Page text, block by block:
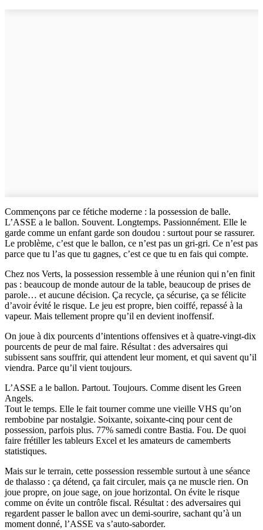
Commençons par ce fétiche moderne : la possession de balle.
L’ASSE a le ballon. Souvent. Longtemps. Passionnément. Elle le
garde comme un enfant garde son doudou : surtout pour se rassurer.
Le problème, c’est que le ballon, ce n’est pas un gri‑gri. Ce n’est pas
parce que tu l’as que tu gagnes, c’est ce que tu en fais qui compte.
Chez nos Verts, la possession ressemble à une réunion qui n’en finit
pas : beaucoup de monde autour de la table, beaucoup de prises de
parole… et aucune décision. Ça recycle, ça sécurise, ça se félicite
d’avoir évité le risque. Le jeu est propre, bien coiffé, repassé à la
vapeur. Mais tellement propre qu’il en devient inoffensif.
On joue à dix pourcents d’intentions offensives et à quatre‑vingt‑dix
pourcents de peur de mal faire. Résultat : des adversaires qui
subissent sans souffrir, qui attendent leur moment, et qui savent qu’il
viendra. Parce qu’il vient toujours.
L’ASSE a le ballon. Partout. Toujours. Comme disent les Green
Angels.
Tout le temps. Elle le fait tourner comme une vieille VHS qu’on
rembobine par nostalgie. Soixante, soixante‑cinq pour cent de
possession, parfois plus. 77% samedi contre Bastia. Fou. De quoi
faire frétiller les tableurs Excel et les amateurs de camemberts
statistiques.
Mais sur le terrain, cette possession ressemble surtout à une séance
de thalasso : ça détend, ça fait circuler, mais ça ne muscle rien. On
joue propre, on joue sage, on joue horizontal. On évite le risque
comme on évite un contrôle fiscal. Résultat : des adversaires qui
regardent passer le ballon avec un demi‑sourire, sachant qu’à un
moment donné, l’ASSE va s’auto‑saborder.